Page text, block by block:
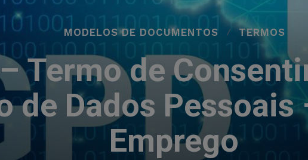
MODELOS DE DOCUMENTOS TERMOS
Termo de
de Dados Pessoais
Emprego